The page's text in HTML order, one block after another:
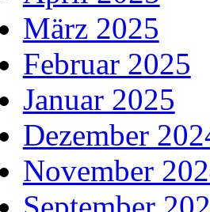
März 2025
Februar 2025
Januar 2025
Dezember
November